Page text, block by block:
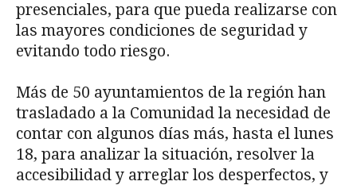
presenciales, para que pueda realizarse con
las mayores condiciones de seguridad y
evitando todo riesgo.
Más de 50 ayuntamientos de la región han
trasladado a la Comunidad la necesidad de
contar con algunos días más, hasta el lunes
18, para analizar la situación, resolver la
accesibilidad y arreglar los desperfectos, y